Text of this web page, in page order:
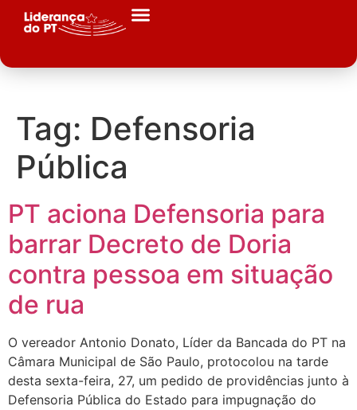
Tag: Defensoria
Pública
PT aciona Defensoria para
barrar Decreto de Doria
contra pessoa em situação
de rua
O vereador Antonio Donato, Líder da Bancada do PT na
Câmara Municipal de São Paulo, protocolou na tarde
desta sexta-feira, 27, um pedido de providências junto à
Defensoria Pública do Estado para impugnação do